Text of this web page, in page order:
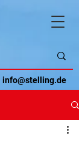
info@stelling.de